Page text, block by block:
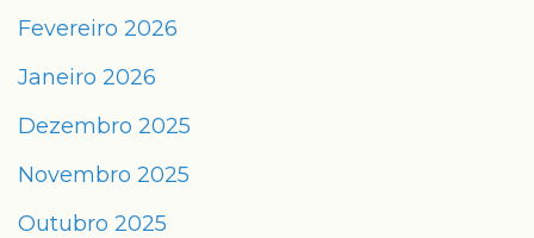
Fevereiro 2026
Janeiro 2026
Dezembro 2025
Novembro 2025
Outubro 2025